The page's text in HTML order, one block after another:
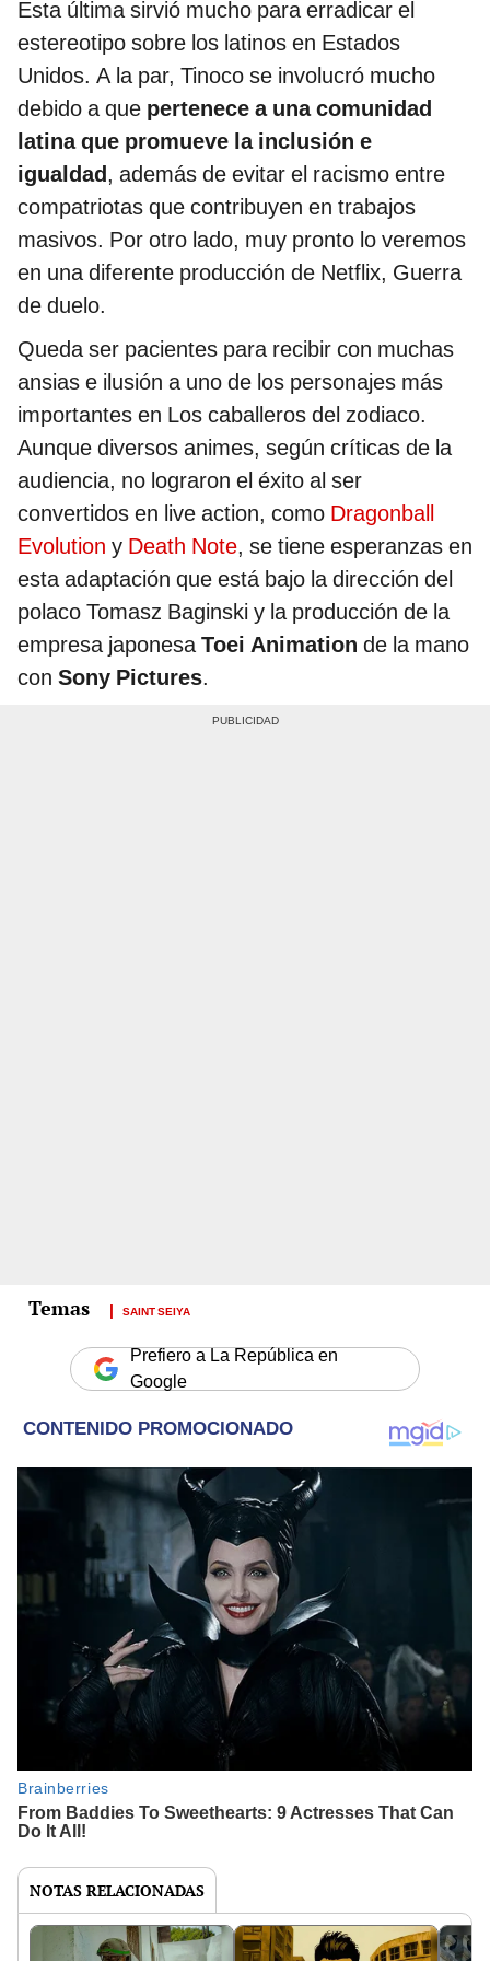
Esta última sirvió mucho para erradicar el
estereotipo sobre los latinos en Estados
Unidos. A la par, Tinoco se involucró mucho
debido a que pertenece a una comunidad
latina que promueve la inclusión e
igualdad, además de evitar el racismo entre
compatriotas que contribuyen en trabajos
masivos. Por otro lado, muy pronto lo veremos
en una diferente producción de Netflix, Guerra
de duelo.
Queda ser pacientes para recibir con muchas
ansias e ilusión a uno de los personajes más
importantes en Los caballeros del zodiaco.
Aunque diversos animes, según críticas de la
audiencia, no lograron el éxito al ser
convertidos en live action, como Dragonball
Evolution y Death Note, se tiene esperanzas en
esta adaptación que está bajo la dirección del
polaco Tomasz Baginski y la producción de la
empresa japonesaToei Animation de la mano
con Sony Pictures.
SAINT SEIYA
Prefiero a La República en
Google
NOTAS RELACIONADAS